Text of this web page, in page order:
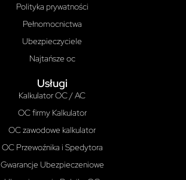
Polityka prywatności
Pełnomocnictwa
Ubezpieczyciele
Najtańsze oc
Usługi
Kalkulator OC / AC
OC firmy Kalkulator
OC zawodowe kalkulator
OC Przewoźnika i Spedytora
Gwarancje Ubezpieczeniowe